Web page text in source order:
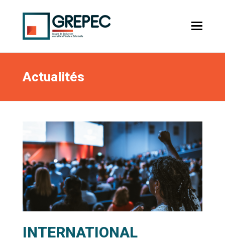
Actualités
INTERNATIONAL